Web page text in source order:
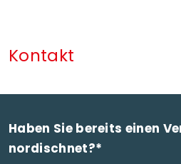
Kontakt
Haben Sie bereits einen
nordischnet?*